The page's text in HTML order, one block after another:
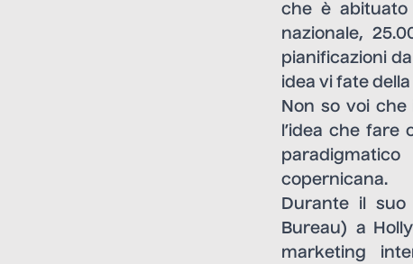
che è
nazionale,
pianificazioni
idea vi fate
Non so voi
l’idea che
copernicana.
Durante il
Bureau) a
marketing